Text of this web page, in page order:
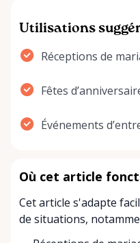
Utilisations
Réceptions de
Fêtes
Événements
Où cet article
Cet article s'adapte
de situations,